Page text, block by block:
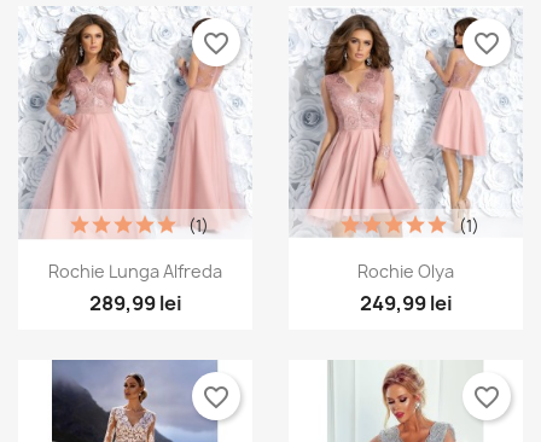
Vizualizare rapida
Rochie Lunga Alfreda
289,99 lei
(1)
favorite_border
Vizualizare rapida
Rochie Olya
249,99 lei
(1)
favorite_border
favorite_border favorite_border